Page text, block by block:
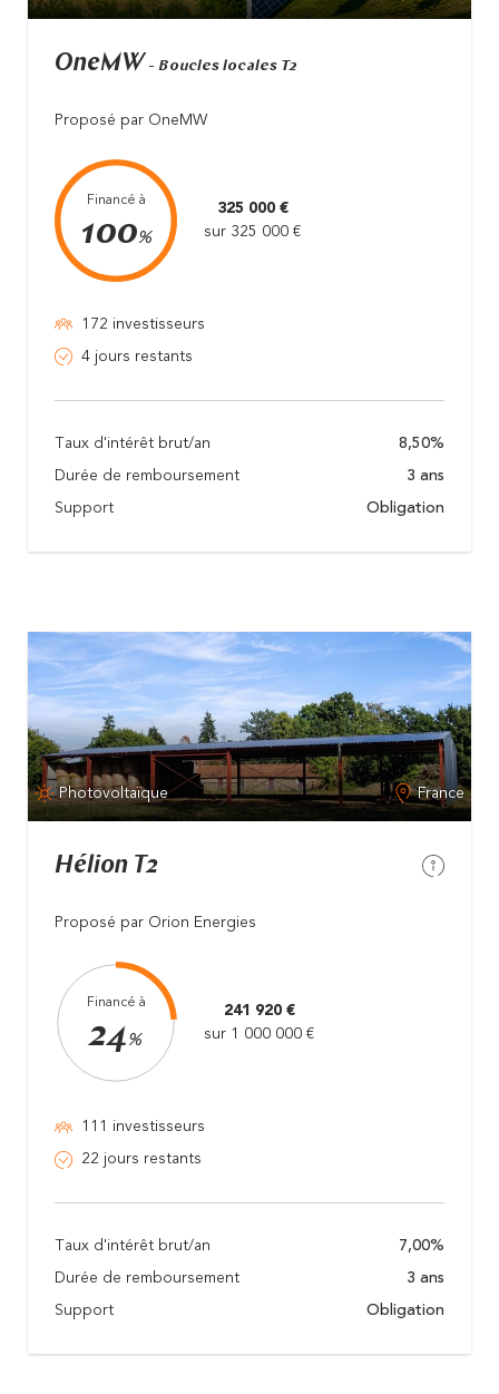
OneMW - Boucles locales T2
Proposé par OneMW
Financé à
100%
325 000 €
sur 325 000 €
172 investisseurs
4 jours restants
Taux d'intérêt brut/an 8,50%
Durée de remboursement 3 ans
Support Obligation
Photovoltaïque France
Hélion T2
Proposé par Orion Energies
Financé à
24%
241 920 €
sur 1 000 000 €
111 investisseurs
22 jours restants
Taux d'intérêt brut/an 7,00%
Durée de remboursement 3 ans
Support Obligation